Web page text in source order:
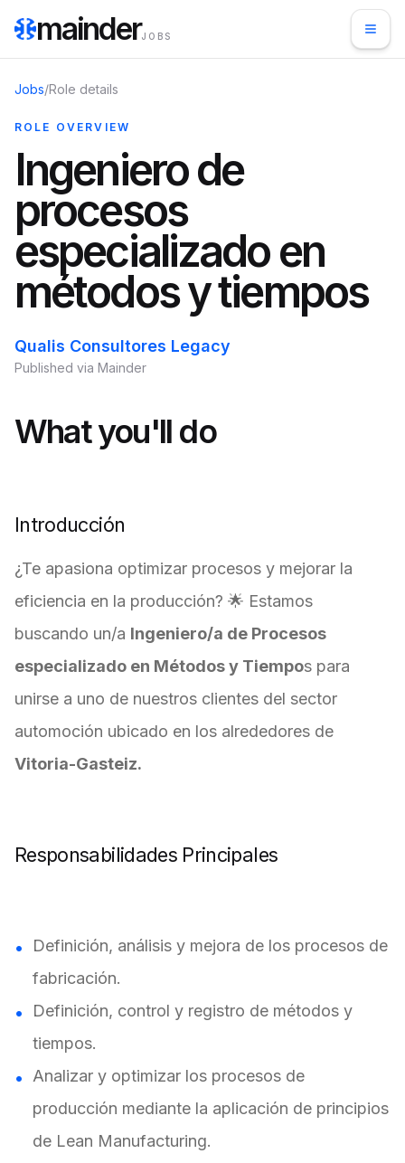
mainderJOBS
Jobs/Role details
ROLE OVERVIEW
Ingeniero de
procesos
especializado en
métodos y tiempos
Qualis Consultores Legacy
Published via Mainder
What you'll do
Introducción
¿Te apasiona optimizar procesos y mejorar la
eficiencia en la producción? 🌟 Estamos
buscando un/a Ingeniero/a de Procesos
especializado en Métodos y Tiempos para
unirse a uno de nuestros clientes del sector
automoción ubicado en los alrededores de
Vitoria-Gasteiz.
Responsabilidades Principales
Definición, análisis y mejora de los procesos de
fabricación.
Definición, control y registro de métodos y
tiempos.
Analizar y optimizar los procesos de
producción mediante la aplicación de principios
de Lean Manufacturing.